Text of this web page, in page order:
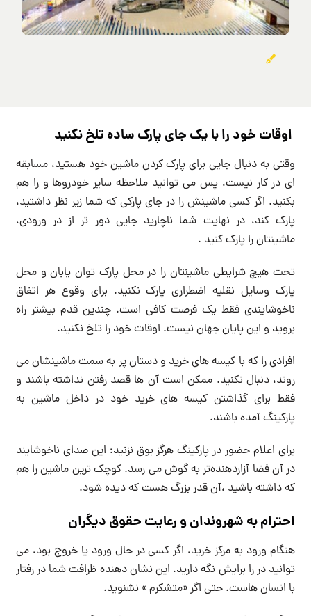
اوقات خود را با یک جای پارک ساده تلخ نکنید
وقتی به دنبال جایی برای پارک کردن ماشین خود هستید، مسابقه
ای در کار نیست، پس می توانید ملاحظه سایر خودروها و را هم
بکنید. اگر کسی ماشینش را در جای پارکی که شما زیر نظر داشتید،
پارک کند، در نهایت شما ناچارید جایی دور تر از در ورودی،
ماشینتان را پارک کنید .
تحت هیچ شرایطی ماشینتان را در محل پارک توان یابان و محل
پارک وسایل نقلیه اضطراری پارک نکنید. برای وقوع هر اتفاق
ناخوشایندی فقط یک فرصت کافی است. چندین قدم بیشتر راه
بروید و این پایان جهان نیست. اوقات خود را تلخ نکنید.
افرادی را که با کیسه های خرید و دستان پر به سمت ماشینشان می
روند، دنبال نکنید. ممکن است آن ها قصد رفتن نداشته باشند و
فقط برای گذاشتن کیسه های خرید خود در داخل ماشین به
پارکینگ آمده باشند.
برای اعلام حضور در پارکینگ هرگز بوق نزنید؛ این صدای ناخوشایند
در آن فضا آزاردهنده‌تر به گوش می رسد. کوچک ترین ماشین را هم
که داشته باشید ،آن قدر بزرگ هست که دیده شود.
احترام به شهروندان و رعایت حقوق دیگران
هنگام ورود به مرکز خرید، اگر کسی در حال ورود یا خروج بود، می
توانید در را برایش نگه دارید. این نشان دهنده ظرافت شما در رفتار
با انسان هاست. حتی اگر «متشکرم » نشنوید.